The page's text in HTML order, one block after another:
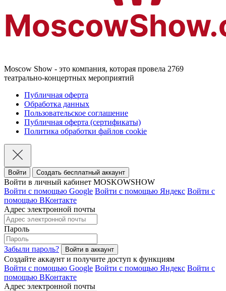
Moscow Show - это компания, которая провела 2769
театрально-концертных мероприятий
Публичная оферта
Обработка данных
Пользовательское соглашение
Публичная оферта (сертификаты)
Политика обработки файлов cookie
Войти Создать бесплатный аккаунт
Войти в личный кабинет MOSKOWSHOW
Войти с помощью Google Войти с помощью Яндекс Войти с
помощью ВКонтакте
Адрес электронной почты
Пароль
Забыли пароль?
Создайте аккаунт и получите доступ к функциям
Войти с помощью Google Войти с помощью Яндекс Войти с
помощью ВКонтакте
Адрес электронной почты